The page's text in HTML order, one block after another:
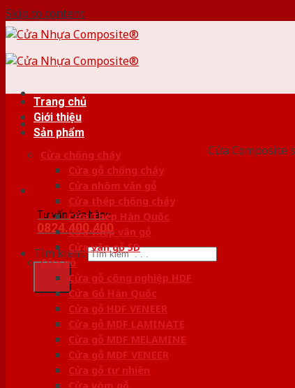
Skip to content
Cửa Composite
Tư vấn bán hàng
0824.400.400
Tìm kiếm:
Trang chủ
Giới thiệu
Sản phẩm
Cửa chống cháy
Cửa gỗ chống cháy
Cửa nhôm vân gỗ
Cửa thép chống cháy
Cửa Thép Hàn Quốc
Cửa thép vân gỗ
Cửa vân gỗ 5D
Cửa gỗ
Cửa gỗ công nghiệp HDF
Cửa Gỗ Hàn Quốc
Cửa gỗ HDF VENEER
Cửa gỗ MDF LAMINATE
Cửa gỗ MDF MELAMINE
Cửa gỗ MDF VENEER
Cửa gỗ tự nhiên